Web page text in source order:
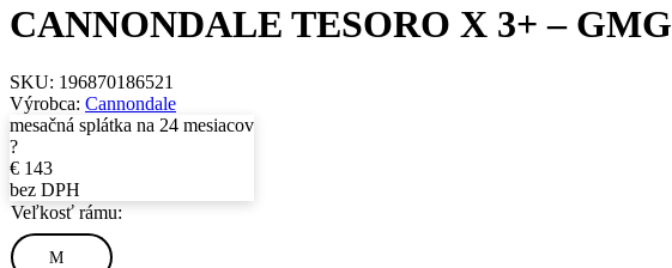
CANNONDALE TESORO X 3+ – GMG
SKU: 196870186521
Výrobca: Cannondale
mesačná splátka na 24 mesiacov
?
€ 143
bez DPH
Veľkosť rámu:
M